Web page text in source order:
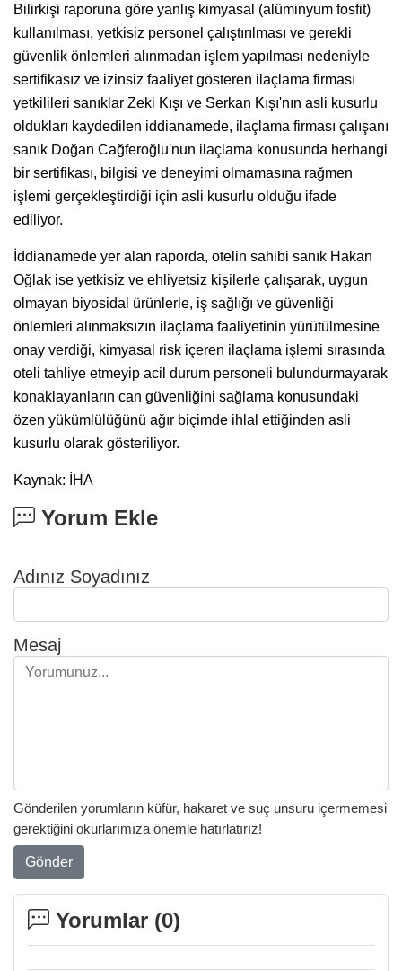
Bilirkişi raporuna göre yanlış kimyasal (alüminyum fosfit)
kullanılması, yetkisiz personel çalıştırılması ve gerekli
güvenlik önlemleri alınmadan işlem yapılması nedeniyle
sertifikasız ve izinsiz faaliyet gösteren ilaçlama firması
yetkilileri sanıklar Zeki Kışı ve Serkan Kışı'nın asli kusurlu
oldukları kaydedilen iddianamede, ilaçlama firması çalışanı
sanık Doğan Cağferoğlu'nun ilaçlama konusunda herhangi
bir sertifikası, bilgisi ve deneyimi olmamasına rağmen
işlemi gerçekleştirdiği için asli kusurlu olduğu ifade
ediliyor.
İddianamede yer alan raporda, otelin sahibi sanık Hakan
Oğlak ise yetkisiz ve ehliyetsiz kişilerle çalışarak, uygun
olmayan biyosidal ürünlerle, iş sağlığı ve güvenliği
önlemleri alınmaksızın ilaçlama faaliyetinin yürütülmesine
onay verdiği, kimyasal risk içeren ilaçlama işlemi sırasında
oteli tahliye etmeyip acil durum personeli bulundurmayarak
konaklayanların can güvenliğini sağlama konusundaki
özen yükümlülüğünü ağır biçimde ihlal ettiğinden asli
kusurlu olarak gösteriliyor.
Kaynak: İHA
Yorum Ekle
Adınız Soyadınız
Mesaj
Gönderilen yorumların küfür, hakaret ve suç unsuru içermemesi
gerektiğini okurlarımıza önemle hatırlatırız!
Gönder
Yorumlar (0)